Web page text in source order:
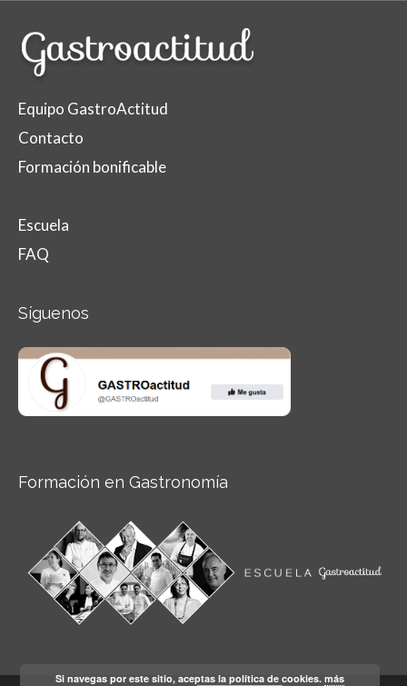
Equipo GastroActitud
Contacto
Formación bonificable
Escuela
FAQ
Síguenos
Formación en Gastronomía
Si navegas por este sitio, aceptas la política de cookies.más